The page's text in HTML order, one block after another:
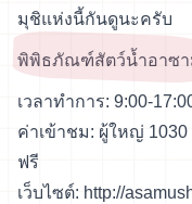
มุชิแห่งนี้กันดูนะครับ
พิพิธภัณฑ์สัตว์น้ำอาซ
เวลาทำการ: 9:00-
ค่าเข้าชม: ผู้ใหญ่ 1030
ฟรี
เว็บไซต์: http://